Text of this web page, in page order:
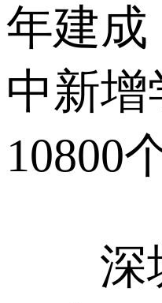
年建成
中新增
10800
深